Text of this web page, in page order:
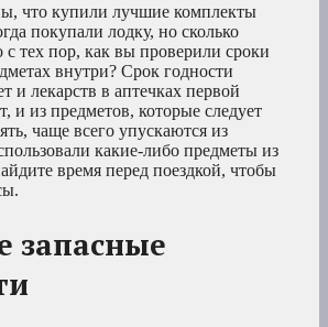
что купили лучшие комплекты
покупали лодку, но сколько
тех пор, как вы проверили сроки
внутри? Срок годности
и лекарств в аптечках первой
и из предметов, которые следует
чаще всего упускаются из
какие-либо предметы из
время перед поездкой, чтобы
запасные